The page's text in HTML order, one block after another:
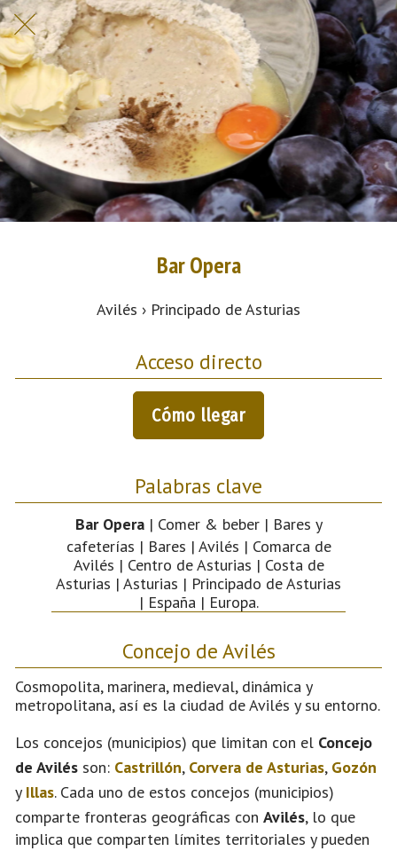
Bar Opera
Avilés › Principado de Asturias
Acceso directo
Cómo llegar
Palabras clave
Bar Opera| Comer & beber | Bares y
cafeterías | Bares | Avilés | Comarca de
Avilés | Centro de Asturias | Costa de
Asturias | Asturias | Principado de Asturias
| España | Europa.
Concejo de Avilés
Cosmopolita, marinera, medieval, dinámica y
metropolitana, así es la ciudad de Avilés y su entorno.
Los concejos (municipios) que limitan con el Concejo
de Avilés son: Castrillón, Corvera de Asturias, Gozón
y Illas. Cada uno de estos concejos (municipios)
comparte fronteras geográficas con Avilés, lo que
implica que comparten límites territoriales y pueden